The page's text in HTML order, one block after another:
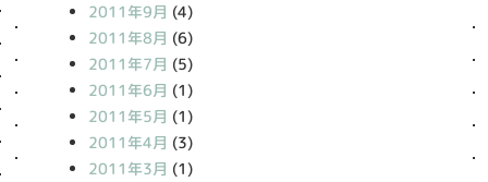
2011年9月 (4)
2011年8月 (6)
2011年7月 (5)
2011年6月 (1)
2011年5月 (1)
2011年4月 (3)
2011年3月 (1)